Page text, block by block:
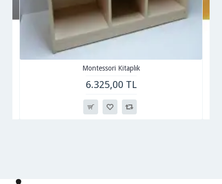
Montessori Kitaplık
6.325,00 TL